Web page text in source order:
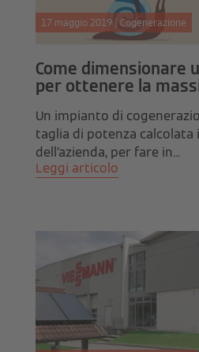
17 maggio 2019 | Cogenerazione
Come dimensionare
per ottenere la
Un impianto di
taglia di potenza calcolata
dell’azienda, per fare in...
Leggi articolo